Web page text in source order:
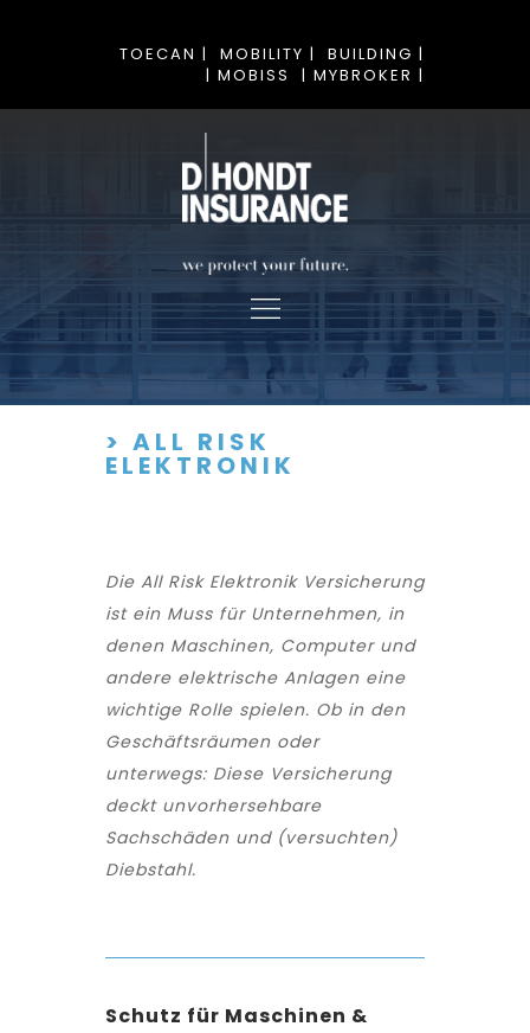
BUILDING |
MOBILITY |
TOECAN |
| MYBROKER |
| MOBISS
> ALL RISK
ELEKTRONIK
Die All Risk Elektronik Versicherung
ist ein Muss für Unternehmen, in
denen Maschinen, Computer und
andere elektrische Anlagen eine
wichtige Rolle spielen. Ob in den
Geschäftsräumen oder
unterwegs: Diese Versicherung
deckt unvorhersehbare
Sachschäden und (versuchten)
Diebstahl.
Schutz für Maschinen &